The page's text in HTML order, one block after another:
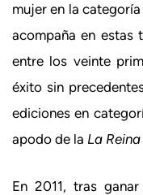
mujer en la
acompaña en estas
entre los veinte
éxito sin
ediciones en
apodo de la La
En 2011, tras